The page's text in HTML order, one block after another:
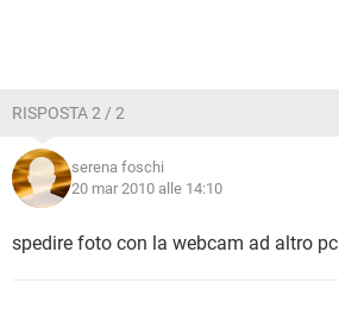
RISPOSTA 2 / 2
serena foschi
20 mar 2010 alle 14:10
spedire foto con la webcam ad altro pc